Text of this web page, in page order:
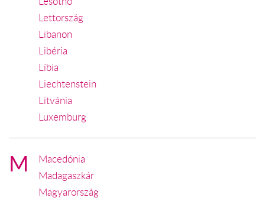
Lettország
Libanon
Libéria
Líbia
Liechtenstein
Litvánia
Luxemburg
M
Macedónia
Madagaszkár
Magyarország